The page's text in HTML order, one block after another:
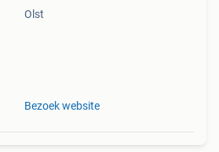
Olst
Bezoek website